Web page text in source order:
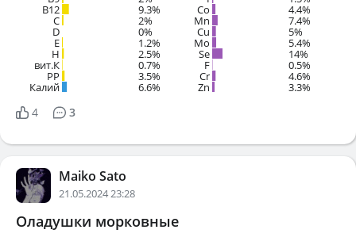
B12 9.3%
C 2%
D 0%
E 1.2%
H 2.5%
вит.К 0.7%
PP 3.5%
Калий 6.6%
Co 4.4%
Mn 7.4%
Cu 5%
Mo 5.4%
Se 14%
F 0.5%
Cr 4.6%
Zn 3.3%
4 3
Maiko Sato
21.05.2024 23:28
Оладушки морковные